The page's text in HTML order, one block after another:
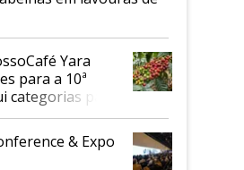
Yara
para a 10ª
categorias para
& Expo